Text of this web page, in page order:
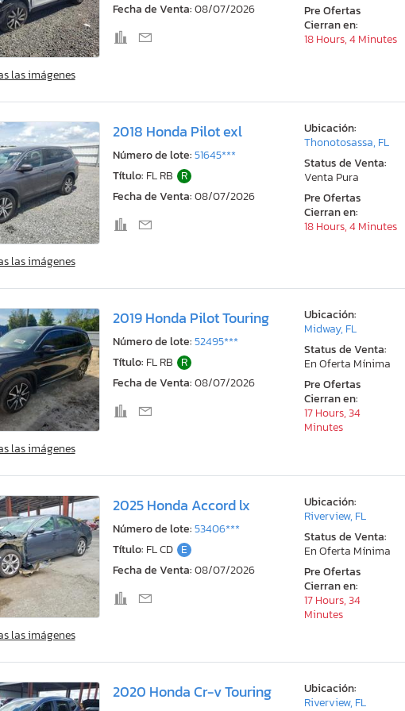
las imágenes
Fecha de Venta:08/07/2026
Pre Ofertas
Cierran en:
18 Hours, 4 Minutes
las imágenes
2018 Honda Pilot exl
Número de lote:51645***
Título: FL RB R
Fecha de Venta:08/07/2026
Ubicación:
Thonotosassa, FL
Status de Venta:
Venta Pura
Pre Ofertas
Cierran en:
18 Hours, 4 Minutes
las imágenes
2019 Honda Pilot Touring
Número de lote:52495***
Título: FL RB R
Fecha de Venta:08/07/2026
Ubicación:
Midway, FL
Status de Venta:
En Oferta Mínima
Pre Ofertas
Cierran en:
17 Hours, 34
Minutes
las imágenes
2025 Honda Accord lx
Número de lote:53406***
Título: FL CD E
Fecha de Venta:08/07/2026
Ubicación:
Riverview, FL
Status de Venta:
En Oferta Mínima
Pre Ofertas
Cierran en:
17 Hours, 34
Minutes
2020 Honda Cr-v Touring
Ubicación:
Riverview, FL